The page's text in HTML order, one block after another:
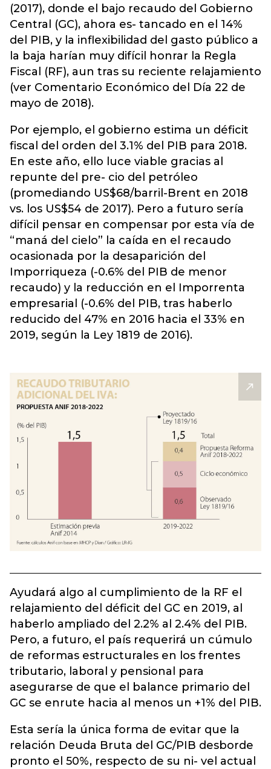
(2017), donde el bajo recaudo del Gobierno
Central (GC), ahora es- tancado en el 14%
del PIB, y la inflexibilidad del gasto público a
la baja harían muy difícil honrar la Regla
Fiscal (RF), aun tras su reciente relajamiento
(ver Comentario Económico del Día 22 de
mayo de 2018).
Por ejemplo, el gobierno estima un déficit
fiscal del orden del 3.1% del PIB para 2018.
En este año, ello luce viable gracias al
repunte del pre- cio del petróleo
(promediando US$68/barril-Brent en 2018
vs. los US$54 de 2017). Pero a futuro sería
difícil pensar en compensar por esta vía de
“maná del cielo” la caída en el recaudo
ocasionada por la desaparición del
Imporriqueza (-0.6% del PIB de menor
recaudo) y la reducción en el Imporrenta
empresarial (-0.6% del PIB, tras haberlo
reducido del 47% en 2016 hacia el 33% en
2019, según la Ley 1819 de 2016).
Ayudará algo al cumplimiento de la RF el
relajamiento del déficit del GC en 2019, al
haberlo ampliado del 2.2% al 2.4% del PIB.
Pero, a futuro, el país requerirá un cúmulo
de reformas estructurales en los frentes
tributario, laboral y pensional para
asegurarse de que el balance primario del
GC se enrute hacia al menos un +1% del PIB.
Esta sería la única forma de evitar que la
relación Deuda Bruta del GC/PIB desborde
pronto el 50%, respecto de su ni- vel actual